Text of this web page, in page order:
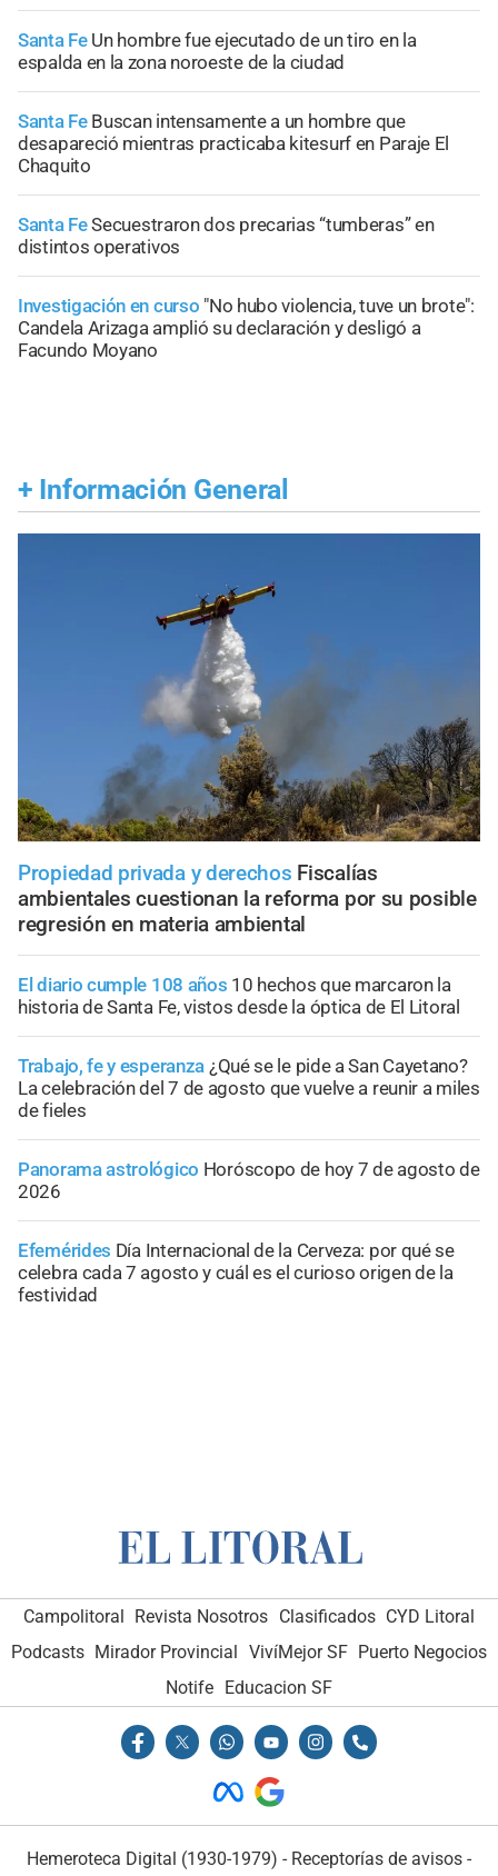
Santa Fe Un hombre fue ejecutado de un tiro en la
espalda en la zona noroeste de la ciudad
Santa Fe Buscan intensamente a un hombre que
desapareció mientras practicaba kitesurf en Paraje El
Chaquito
Santa FeSecuestraron dos precarias “tumberas” en
distintos operativos
Investigación en curso "No hubo violencia, tuve un brote":
Candela Arizaga amplió su declaración y desligó a
Facundo Moyano
+ Información General
Propiedad privada y derechos Fiscalías
ambientales cuestionan la reforma por su posible
regresión en materia ambiental
El diario cumple 108 años 10 hechos que marcaron la
historia de Santa Fe, vistos desde la óptica de El Litoral
Trabajo, fe y esperanza ¿Qué se le pide a San Cayetano?
La celebración del 7 de agosto que vuelve a reunir a miles
de fieles
Panorama astrológico Horóscopo de hoy 7 de agosto de
2026
Efemérides Día Internacional de la Cerveza: por qué se
celebra cada 7 agosto y cuál es el curioso origen de la
festividad
Campolitoral Revista Nosotros Clasificados CYD Litoral
Podcasts Mirador Provincial VivíMejor SF Puerto Negocios
Notife
Educacion SF
Hemeroteca Digital (1930-1979) - Receptorías de avisos -